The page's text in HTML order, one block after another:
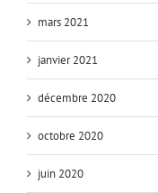
mars 2021
janvier 2021
décembre 2020
octobre 2020
juin 2020